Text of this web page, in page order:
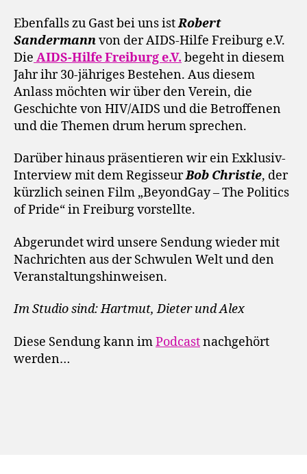
Ebenfalls zu Gast bei uns istRobert
Sandermannvon der AIDS-Hilfe Freiburg e.V.
Die AIDS-Hilfe Freiburg e.V. begeht in diesem
Jahr ihr 30-jähriges Bestehen. Aus diesem
Anlass möchten wir über den Verein, die
Geschichte von HIV/AIDS und die Betroffenen
und die Themen drum herum sprechen.
Darüber hinaus präsentieren wir ein Exklusiv-
Interview mit dem RegisseurBob Christie, der
kürzlich seinen Film „BeyondGay – The Politics
of Pride“ in Freiburg vorstellte.
Abgerundet wird unsere Sendung wieder mit
Nachrichten aus der Schwulen Welt und den
Veranstaltungshinweisen.
Im Studio sind: Hartmut, Dieter und Alex
Diese Sendung kann imPodcastnachgehört
werden…